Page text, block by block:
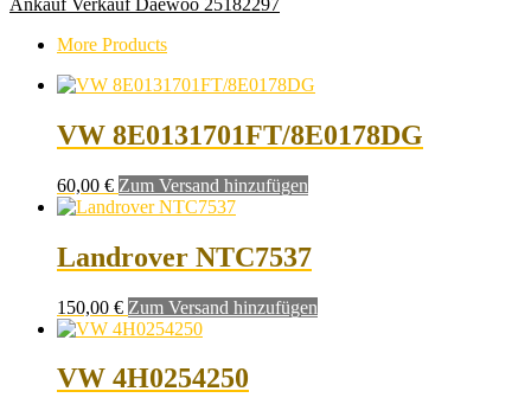
More Products
VW 8E0131701FT/8E0178DG
60,00 € Zum Versand hinzufügen
Landrover NTC7537
150,00 € Zum Versand hinzufügen
VW 4H0254250